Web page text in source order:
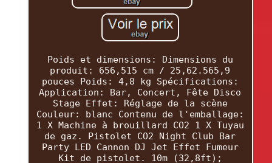
Poids et dimensions: Dimensions du
produit: 656,515 cm / 25,62.565,9
pouces Poids: 4,8 kg Spécifications:
Application: Bar, Concert, Fête Disco
Stage Effet: Réglage de la scène
Couleur: blanc Contenu de l'emballage:
1 X Machine à brouillard CO2 1 X Tuyau
de gaz. Pistolet CO2 Night Club Bar
Party LED Cannon DJ Jet Effet Fumeur
Kit de pistolet. 10m (32,8ft);